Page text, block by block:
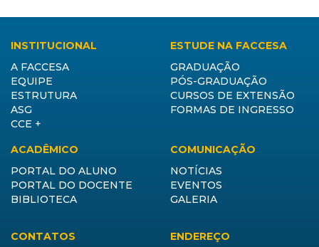
INSTITUCIONAL
A FACCESA
EQUIPE
ESTRUTURA
ASG
CCE +
ESTUDE NA FACCESA
GRADUAÇÃO
PÓS-GRADUAÇÃO
CURSOS DE EXTENSÃO
FORMAS DE INGRESSO
ACADÊMICO
PORTAL DO ALUNO
PORTAL DO DOCENTE
BIBLIOTECA
COMUNICAÇÃO
NOTÍCIAS
EVENTOS
GALERIA
CONTATOS
ENDEREÇO